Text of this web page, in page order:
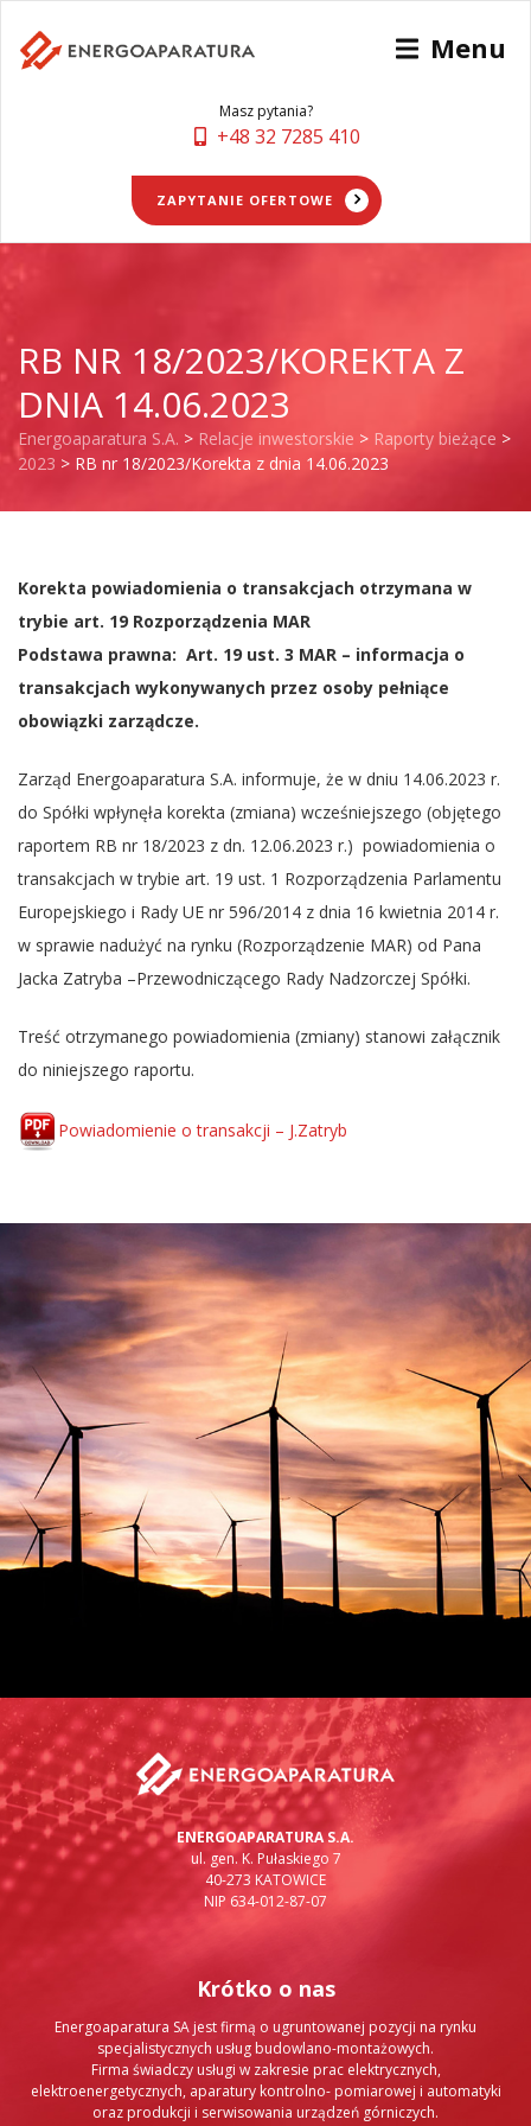
Menu
Masz pytania?
+48 32 7285 410
ZAPYTANIE OFERTOWE
RB NR 18/2023/KOREKTA Z
DNIA 14.06.2023
Energoaparatura S.A. > Relacje inwestorskie > Raporty bieżące >
2023 > RB nr 18/2023/Korekta z dnia 14.06.2023
Korekta powiadomienia o transakcjach otrzymana w
trybie art. 19 Rozporządzenia MAR
Podstawa prawna: Art. 19 ust. 3 MAR – informacja o
transakcjach wykonywanych przez osoby pełniące
obowiązki zarządcze.
Zarząd Energoaparatura S.A. informuje, że w dniu 14.06.2023 r.
do Spółki wpłynęła korekta (zmiana) wcześniejszego (objętego
raportem RB nr 18/2023 z dn. 12.06.2023 r.) powiadomienia o
transakcjach w trybie art. 19 ust. 1 Rozporządzenia Parlamentu
Europejskiego i Rady UE nr 596/2014 z dnia 16 kwietnia 2014 r.
w sprawie nadużyć na rynku (Rozporządzenie MAR) od Pana
Jacka Zatryba –Przewodniczącego Rady Nadzorczej Spółki.
Treść otrzymanego powiadomienia (zmiany) stanowi załącznik
do niniejszego raportu.
Powiadomienie o transakcji – J.Zatryb
ENERGOAPARATURA S.A.
ul. gen. K. Pułaskiego 7
40-273 KATOWICE
NIP 634-012-87-07
Krótko o nas
Energoaparatura SA jest firmą o ugruntowanej pozycji na rynku
specjalistycznych usług budowlano-montażowych.
Firma świadczy usługi w zakresie prac elektrycznych,
elektroenergetycznych, aparatury kontrolno- pomiarowej i automatyki
oraz produkcji i serwisowania urządzeń górniczych.